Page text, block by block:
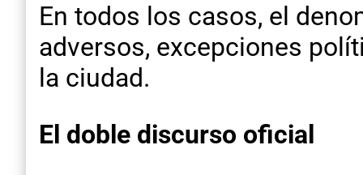
En todos los casos, el
adversos, excepciones
la ciudad.
El doble discurso oficial